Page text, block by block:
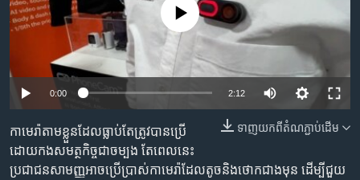
រចនា
និង​
កាន់​
ទំព័រ​
ស្វែង​
Khmer English
បណ្តាញ​សង្គម
ភាសា
No media source currently available
0:00 2:12
ទាញ​យក​ពី​តំណភ្ជាប់​ដើម
កាមេរ៉ា​តាម​ខ្លួន​ដែល​ធ្លាប់​តែ​ត្រូវបាន​ប្រើ​
ដោយកងសមត្ថកិច្ច​ជាចម្បង​ តែពេល​នេះ​
ប្រជាជន​សាមញ្ញ​អាច​ប្រើប្រាស់​កាមេរ៉ា​​ដែល​តូច​និង​ថោក​ជាងមុន​ ដើម្បី​ជួយ​